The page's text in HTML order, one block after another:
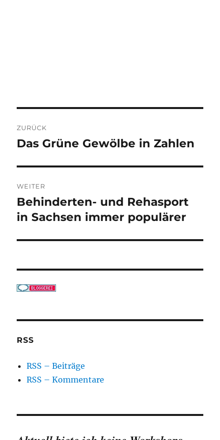
ZURÜCK
Vorheriger
Das Grüne Gewölbe in Zahlen
WEITER
Nächster
Beitrag:
Behinderten- und Rehasport
in Sachsen immer populärer
RSS
RSS – Beiträge
RSS – Kommentare